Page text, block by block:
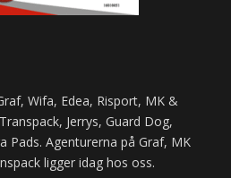
Wifa, Edea, Risport, MK &
Jerrys, Guard Dog,
Pads. Agenturerna på Graf, MK
ligger idag hos oss.